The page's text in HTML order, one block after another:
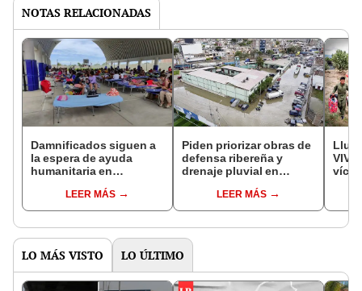
NOTAS RELACIONADAS
Damnificados siguen a
la espera de ayuda
humanitaria en
LEER MÁS
Piden priorizar obras de
defensa ribereña y
drenaje pluvial en
LEER MÁS
LO MÁS VISTO LO ÚLTIMO